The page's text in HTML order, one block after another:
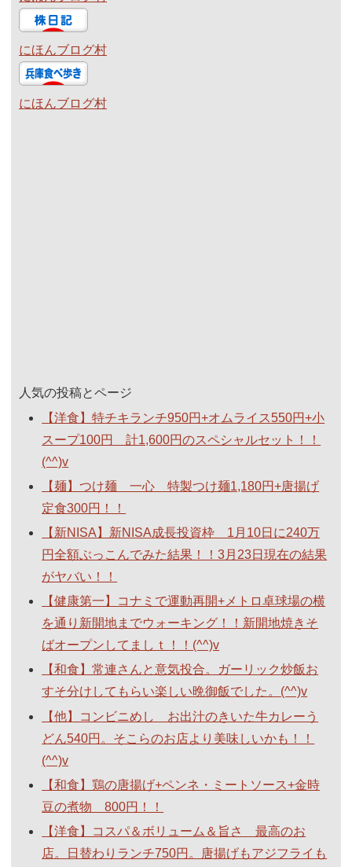
にほんブログ村
にほんブログ村
人気の投稿とページ
【洋食】特チキランチ950円+オムライス550円+小
スープ100円 計1,600円のスペシャルセット！！
(^^)v
【麺】つけ麺 一心 特製つけ麺1,180円+唐揚げ
定食300円！！
【新NISA】新NISA成長投資枠 1月10日に240万
円全額ぶっこんでみた結果！！3月23日現在の結果
がヤバい！！
【健康第一】コナミで運動再開+メトロ卓球場の横
を通り新開地までウォーキング！！新開地焼きそ
ばオープンしてましｔ！！(^^)v
【和食】常連さんと意気投合。ガーリック炒飯お
すそ分けしてもらい楽しい晩御飯でした。(^^)v
【他】コンビニめし お出汁のきいた牛カレーう
どん540円。そこらのお店より美味しいかも！！
(^^)v
【和食】鶏の唐揚げ+ペンネ・ミートソース+金時
豆の煮物 800円！！
【洋食】コスパ＆ボリューム＆旨さ 最高のお
店。日替わりランチ750円。唐揚げもアジフライも